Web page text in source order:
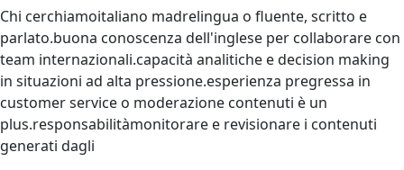
Chi cerchiamoitaliano madrelingua o fluente, scritto e
parlato.buona conoscenza dell'inglese per collaborare con
team internazionali.capacità analitiche e decision making
in situazioni ad alta pressione.esperienza pregressa in
customer service o moderazione contenuti è un
plus.responsabilitàmonitorare e revisionare i contenuti
generati dagli